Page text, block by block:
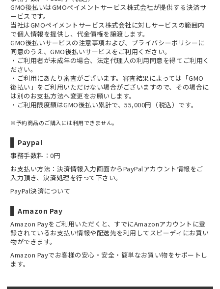
GMO後払いはGMOペイメントサービス株式会社が提供する決済サ
ービスです。
当社はGMOペイメントサービス株式会社に対しサービスの範囲内
で個人情報を提供し、代金債権を譲渡します。
GMO後払いサービスの注意事項および、 プライバシーポリシーに
同意のうえ、GMO後払いサービスをご利用ください。
・ご利用者が未成年の場合、法定代理人の利用同意を得てご利用く
ださい。
・ご利用にあたり審査がございます。審査結果によっては「GMO
後払い」をご利用いただけない場合がございますので、その場合に
は別のお支払方法へ変更をお願いします。
・ご利用限度額はGMO後払い累計で、55,000円（税込）です。
※予約商品のご購入には利用できません。
Paypal
事務手数料：0円
お支払い方法：決済情報入力画面からPayPalアカウント情報をご
入力頂き、決済処理を行って下さい。
PayPal決済について
Amazon Pay
Amazon Payをご利用いただくと、すでにAmazonアカウントに登
録されているお支払い情報や配送先を利用してスピーディにお買い
物ができます。
Amazon Payでお客様の安心・安全・簡単なお買い物をサポートし
ます。